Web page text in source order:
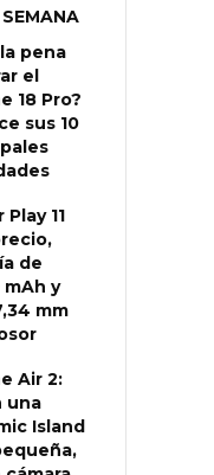
pena
el
18 Pro?
sus 10
Play 11
de
mAh y
mm
Air 2:
una
Island